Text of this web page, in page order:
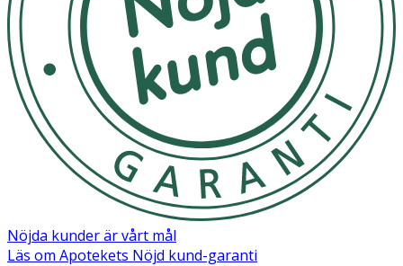
Nöjda kunder är vårt mål
Läs om Apotekets Nöjd kund-garanti